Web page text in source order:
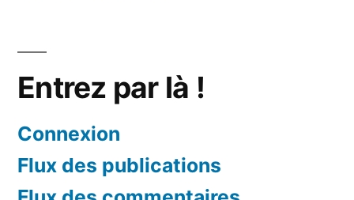
Entrez par là !
Connexion
Flux des publications